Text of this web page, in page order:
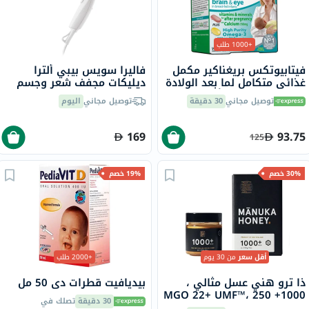
+1000 طلب
فيتابيوتكس بريغناكير مكمل
غذائي متكامل لما بعد الولادة
حزمة مزدوجة من أقراص
الفيتامينات والمعادن لما بعد
أوميغا 3
توصيل مجاني30 دقيقة
93.75
125
فاليرا سويس بيبي ألترا
ديليكات مجفف شعر وجسم
الرضع 500 وات 554.13توصيل مجاني اليوم
169
30% خصم
أقل سعرمن 30 يوم
ذا ترو هني عسل مثالي ،
1000+ MGO 22+ UMF™، 250
19% خصم
+2000 طلب
بيديافيت قطرات دي 50 مل
30 دقيقة تصلك في